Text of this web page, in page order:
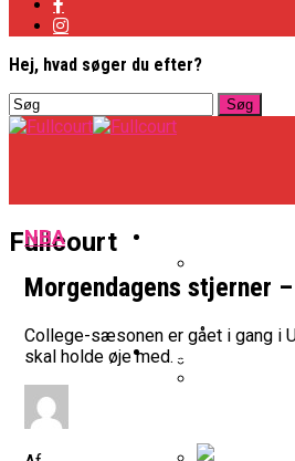
Hej, hvad søger du efter?
Fullcourt
Officielt:
NBA
NBA
Morgendagens stjerner
College-sæsonen er gået i gang i
skal holde øje med.